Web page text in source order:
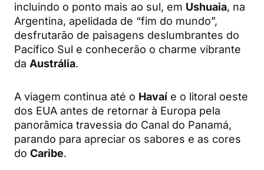
incluindo o ponto mais ao sul, em Ushuaia, na
Argentina, apelidada de “fim do mundo”,
desfrutarão de paisagens deslumbrantes do
Pacífico Sul e conhecerão o charme vibrante
da Austrália.
A viagem continua até o Havaí e o litoral oeste
dos EUA antes de retornar à Europa pela
panorâmica travessia do Canal do Panamá,
parando para apreciar os sabores e as cores
do Caribe.